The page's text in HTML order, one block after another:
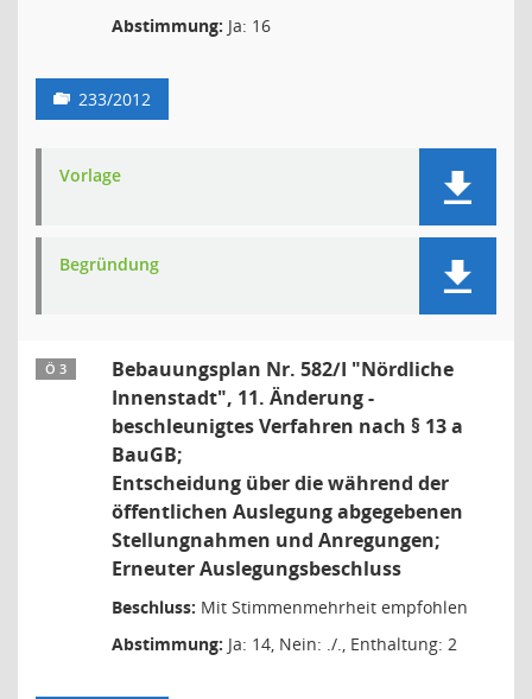
Abstimmung: Ja: 16
233/2012
Vorlage
Begründung
Ö 3
Bebauungsplan Nr. 582/I "Nördliche
Innenstadt", 11. Änderung -
beschleunigtes Verfahren nach § 13 a
BauGB;
Entscheidung über die während der
öffentlichen Auslegung abgegebenen
Stellungnahmen und Anregungen;
Erneuter Auslegungsbeschluss
Beschluss: Mit Stimmenmehrheit empfohlen
Abstimmung: Ja: 14, Nein: ./., Enthaltung: 2